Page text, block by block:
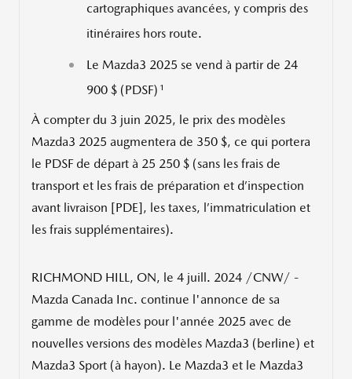
cartographiques avancées, y compris des
itinéraires hors route.
Le Mazda3 2025 se vend à partir de 24
900 $ (PDSF) 1
À compter du 3 juin 2025, le prix des modèles
Mazda3 2025 augmentera de 350 $, ce qui portera
le PDSF de départ à 25 250 $ (sans les frais de
transport et les frais de préparation et d’inspection
avant livraison [PDE], les taxes, l’immatriculation et
les frais supplémentaires).
RICHMOND HILL, ON, le 4 juill. 2024 /CNW/ -
Mazda Canada Inc. continue l'annonce de sa
gamme de modèles pour l'année 2025 avec de
nouvelles versions des modèles Mazda3 (berline) et
Mazda3 Sport (à hayon). Le Mazda3 et le Mazda3